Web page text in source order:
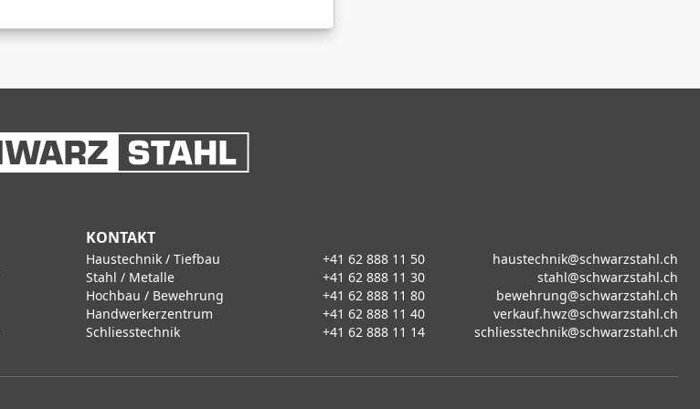
KONTAKT
Haustechnik / Tiefbau +41 62 888 11 50
haustechnik@schwarzstahl.ch
Stahl / Metalle
+41 62 888 11 30
stahl@schwarzstahl.ch
Hochbau / Bewehrung
+41 62 888 11 80
bewehrung@schwarzstahl.ch
Handwerkerzentrum
+41 62 888 11 40
verkauf.hwz@schwarzstahl.ch
Schliesstechnik
+41 62 888 11 14 schliesstechnik@schwarzstahl.ch